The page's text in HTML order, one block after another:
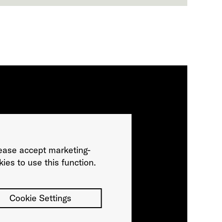
accept marketing-
to use this function.
Cookie Settings